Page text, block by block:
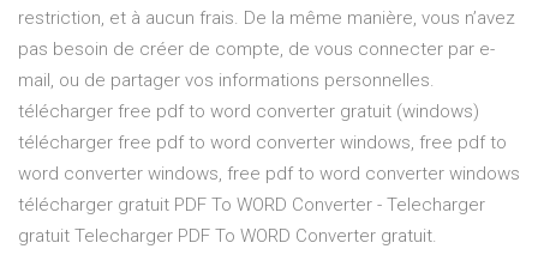
restriction, et à aucun frais. De la même manière, vous n’avez
pas besoin de créer de compte, de vous connecter par e-
mail, ou de partager vos informations personnelles.
télécharger free pdf to word converter gratuit (windows)
télécharger free pdf to word converter windows, free pdf to
word converter windows, free pdf to word converter windows
télécharger gratuit PDF To WORD Converter - Telecharger
gratuit Telecharger PDF To WORD Converter gratuit.